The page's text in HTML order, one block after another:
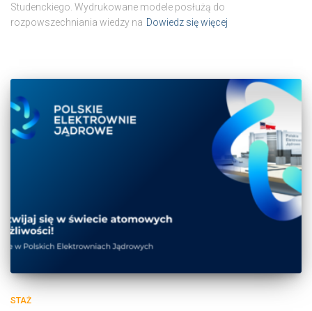
Studenckiego. Wydrukowane modele posłużą do
rozpowszechniania wiedzy na Dowiedz się więcej
STAŻ